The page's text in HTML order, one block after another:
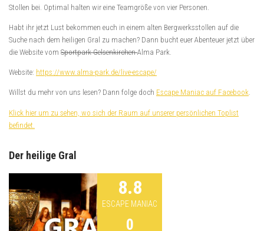
Stollen bei. Optimal halten wir eine Teamgröße von vier Personen.
Habt ihr jetzt Lust bekommen euch in einem alten Bergwerksstollen auf die
Suche nach dem heiligen Gral zu machen? Dann bucht euer Abenteuer jetzt über
die Website vom Sportpark GelsenkirchenAlma Park.
Website: https://www.alma-park.de/live-escape/
Willst du mehr von uns lesen? Dann folge doch Escape Maniac auf Facebook.
Klick hier um zu sehen, wo sich der Raum auf unserer persönlichen Toplist
befindet.
Der heilige Gral
8.8
ESCAPE MANIAC
0